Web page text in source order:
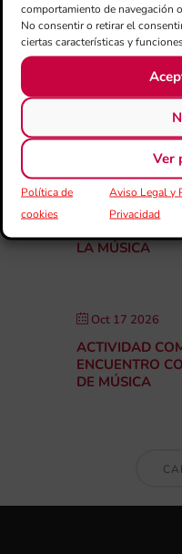
comportamiento de navegación
No consentir o retirar el
ciertas características y
Ver
Política de
cookies
Aviso Legal y
Privacidad
ACTIVIDAD
LA MÚSICA
Oct 17 2026
LA MÚSICA
Oct 17 2026
ACTIVIDAD
ENCUENTRO
DE MÚSICA